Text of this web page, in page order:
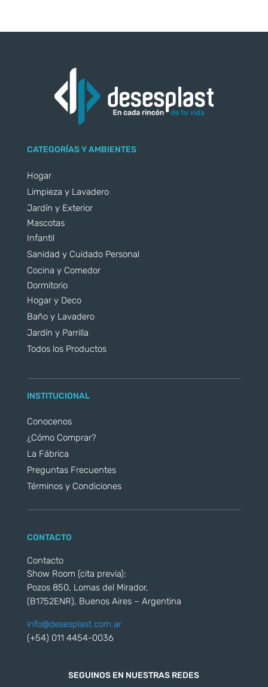
CATEGORÍAS Y AMBIENTES
Hogar
Limpieza y Lavadero
Jardín y Exterior
Mascotas
Infantil
Sanidad y Cuidado Personal
Cocina y Comedor
Dormitorio
Hogar y Deco
Baño y Lavadero
Jardín y Parrilla
Todos los Productos
INSTITUCIONAL
Conocenos
¿Cómo Comprar?
La Fábrica
Preguntas Frecuentes
Términos y Condiciones
CONTACTO
Contacto
Show Room (cita previa):
Pozos 850, Lomas del Mirador,
(B1752ENR), Buenos Aires – Argentina
info@desesplast.com.ar
(+54) 011 4454-0036
SEGUINOS EN NUESTRAS REDES